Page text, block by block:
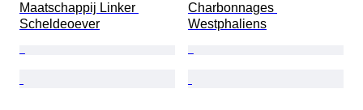
Maatschappij Linker
Scheldeoever
Charbonnages
Westphaliens